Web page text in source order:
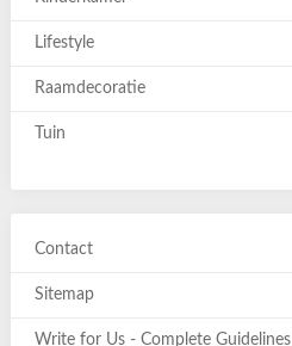
Lifestyle
Raamdecoratie
Tuin
Contact
Sitemap
Write for Us - Complete Guidelines